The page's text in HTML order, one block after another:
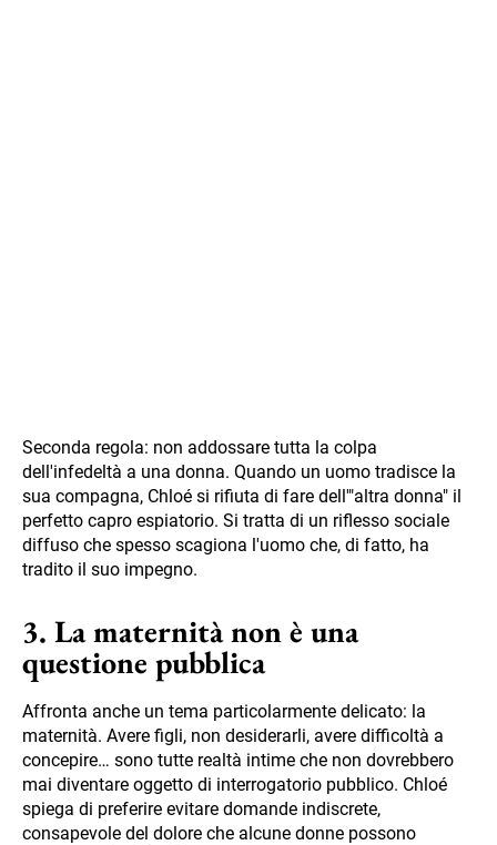
Seconda regola: non addossare tutta la colpa
dell'infedeltà a una donna. Quando un uomo tradisce la
sua compagna, Chloé si rifiuta di fare dell'"altra donna" il
perfetto capro espiatorio. Si tratta di un riflesso sociale
diffuso che spesso scagiona l'uomo che, di fatto, ha
tradito il suo impegno.
3. La maternità non è una
questione pubblica
Affronta anche un tema particolarmente delicato: la
maternità. Avere figli, non desiderarli, avere difficoltà a
concepire… sono tutte realtà intime che non dovrebbero
mai diventare oggetto di interrogatorio pubblico. Chloé
spiega di preferire evitare domande indiscrete,
consapevole del dolore che alcune donne possono